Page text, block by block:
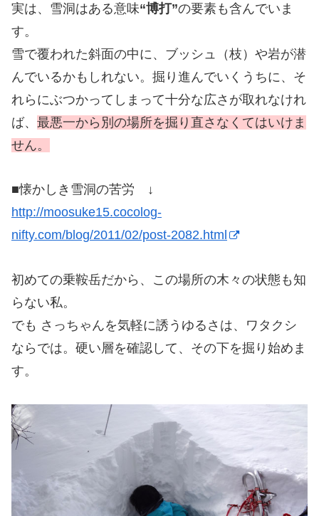
実は、雪洞はある意味“博打”の要素も含んでいま
す。
雪で覆われた斜面の中に、ブッシュ（枝）や岩が潜
んでいるかもしれない。掘り進んでいくうちに、そ
れらにぶつかってしまって十分な広さが取れなけれ
ば、 最悪一から別の場所を掘り直さなくてはいけま
せん。
■懐かしき雪洞の苦労 ↓
http://moosuke15.cocolog-
nifty.com/blog/2011/02/post-2082.html
初めての乗鞍岳だから、この場所の木々の状態も知
らない私。
でも さっちゃんを気軽に誘うゆるさは、ワタクシ
ならでは。硬い層を確認して、その下を掘り始めま
す。